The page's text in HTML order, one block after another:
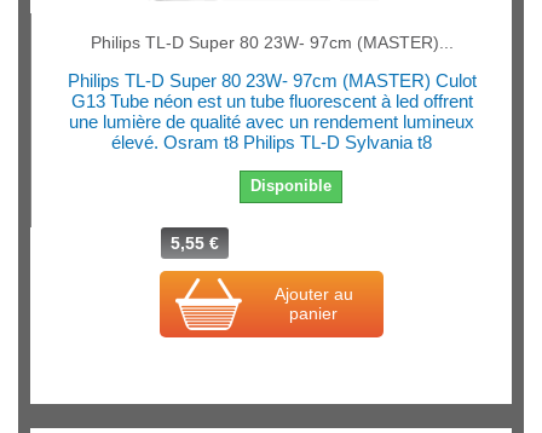
Philips TL-D Super 80 23W- 97cm (MASTER)...
Philips TL-D Super 80 23W- 97cm (MASTER) Culot
G13 Tube néon est un tube fluorescent à led offrent
une lumière de qualité avec un rendement lumineux
élevé. Osram t8 Philips TL-D Sylvania t8
Disponible
5,55 €
Ajouter au
panier